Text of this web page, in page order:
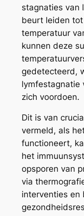
stagnaties van
beurt leiden
temperatuur
kunnen deze
gedetecteerd,
lymfestagnatie
zich voordoen.
Dit is van
vermeld, als
functioneert,
het
opsporen van
via
interventies en